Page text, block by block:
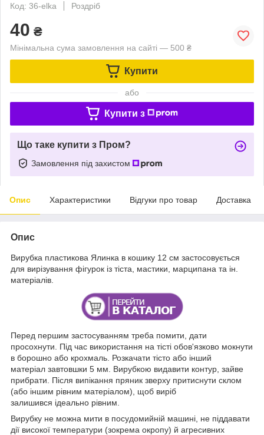
Код: 36-elka
Роздріб
40 ₴
Мінімальна сума замовлення на сайті — 500 ₴
Купити
або
Купити з
Що таке купити з Пром?
Замовлення під захистом
Опис Характеристики Відгуки про товар Доставка
Опис
Вирубка пластикова Ялинка в кошику 12 см застосовується
для вирізування фігурок із тіста, мастики, марципана та ін.
матеріалів.
Перед першим застосуванням треба помити, дати
просохнути. Під час використання на тісті обов'язково мокнути
в борошно або крохмаль. Розкачати тісто або інший
матеріал завтовшки 5 мм. Вирубкою видавити контур, зайве
прибрати. Після випікання пряник зверху притиснути склом
(або іншим рівним матеріалом), щоб виріб
залишився ідеально рівним.
Вирубку не можна мити в посудомийній машині, не піддавати
дії високої температури (зокрема окропу) й агресивних